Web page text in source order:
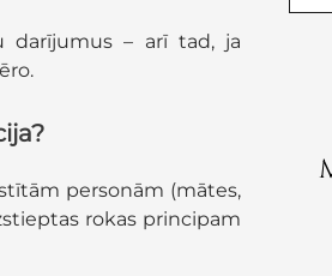
darījumus – arī tad, ja
personām (mātes,
rokas principam